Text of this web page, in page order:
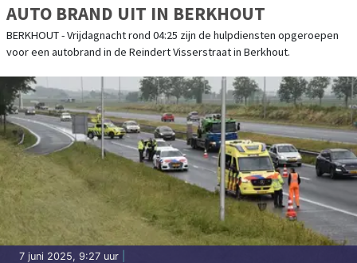
AUTO BRAND UIT IN BERKHOUT
BERKHOUT - Vrijdagnacht rond 04:25 zijn de hulpdiensten opgeroepen
voor een autobrand in de Reindert Visserstraat in Berkhout.
7 juni 2025, 9:27 uur